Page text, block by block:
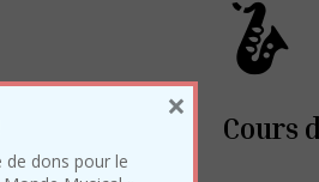
Cours
de dons pour le
×